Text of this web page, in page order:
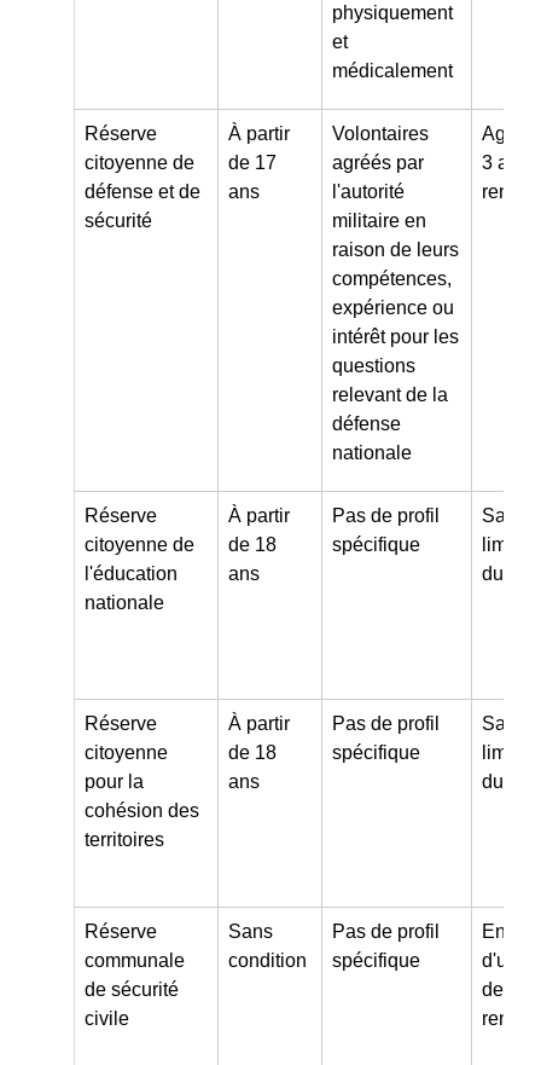
physiquement
et
médicalement
Réserve
citoyenne de
défense et de
sécurité
À partir
de 17
ans
Volontaires
agréés par
l'autorité
militaire en
raison de leurs
compétences,
expérience ou
intérêt pour les
questions
relevant de la
défense
nationale
3 ans
Réserve
citoyenne de
l'éducation
nationale
À partir
de 18
ans
Pas de profil
spécifique
Sans
durée
Réserve
citoyenne
pour la
cohésion des
territoires
À partir
de 18
ans
Pas de profil
spécifique
Sans
durée
Réserve
communale
de sécurité
civile
Sans
condition
Pas de profil
spécifique
d'une
de 1 à